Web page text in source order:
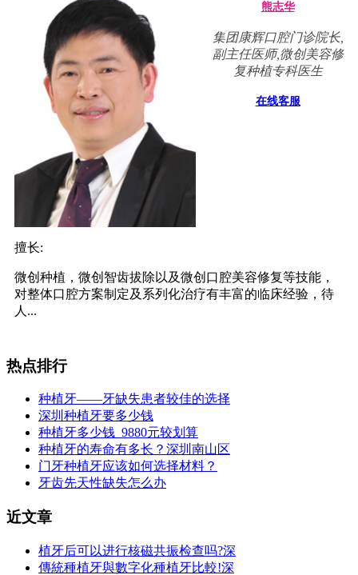
熊志华
集团康辉口腔门诊院长,
副主任医师,微创美容修
复种植专科医生
在线客服
擅长:
微创种植，微创智齿拔除以及微创口腔美容修复等技能，
对整体口腔方案制定及系列化治疗有丰富的临床经验，待
人...
热点排行
种植牙——牙缺失患者较佳的选择
深圳种植牙要多少钱
种植牙多少钱 9880元较划算
种植牙的寿命有多长？深圳南山区
门牙种植牙应该如何选择材料？
牙齿先天性缺失怎么办
近文章
植牙后可以进行核磁共振检查吗?深
傳統種植牙與數字化種植牙比較!深